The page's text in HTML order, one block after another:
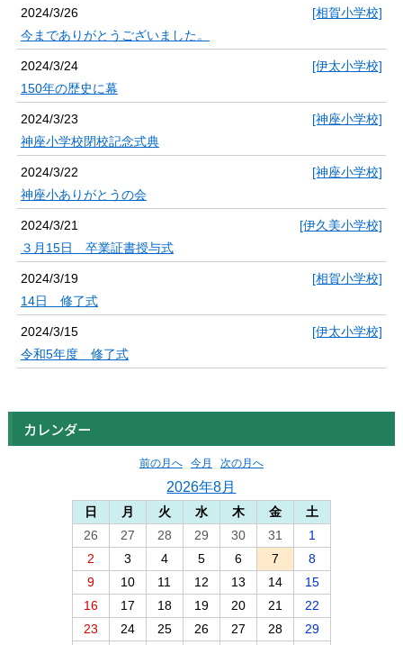
2024/3/26
[相賀小学校]
今までありがとうございました。
2024/3/24
[伊太小学校]
150年の歴史に幕
2024/3/23
[神座小学校]
神座小学校閉校記念式典
2024/3/22
[神座小学校]
神座小ありがとうの会
2024/3/21
[伊久美小学校]
３月15日 卒業証書授与式
2024/3/19
[相賀小学校]
14日 修了式
2024/3/15
[伊太小学校]
令和5年度 修了式
カレンダー
前の月へ 今月 次の月へ
2026年8月
日 月 火 水 木 金
土
26
27 28 29 30 31
1
2
3 4 5 6 7
8
9
10 11 12 13 14
15
16
17 18 19 20 21
22
23
24 25 26 27 28 29